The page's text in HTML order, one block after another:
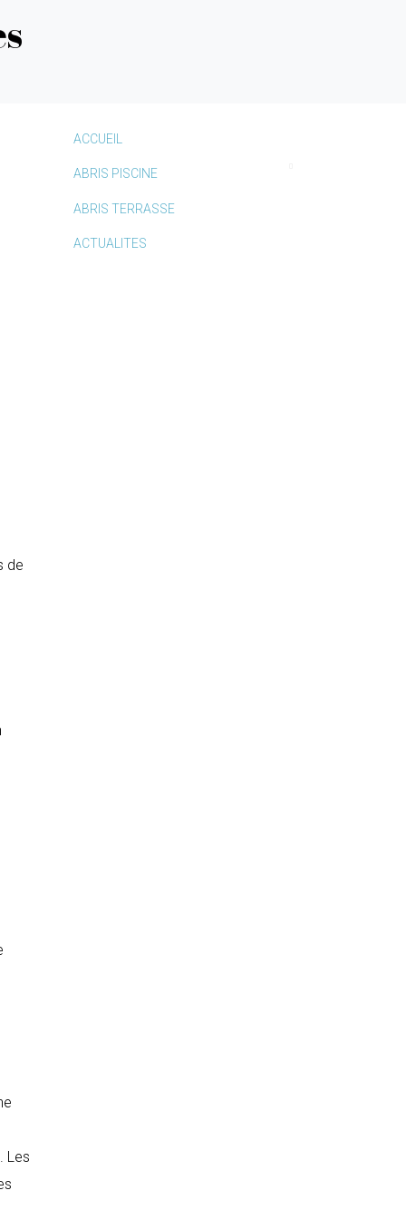
de
Les
ACCUEIL
ABRIS PISCINE
ABRIS TERRASSE
ACTUALITES